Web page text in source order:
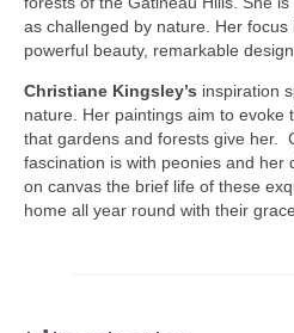
as challenged by nature. Her focus
powerful beauty, remarkable
Christiane Kingsley’s inspiration
nature. Her paintings aim to evoke
that gardens and forests give her.
fascination is with peonies and her
on canvas the brief life of these
home all year round with their